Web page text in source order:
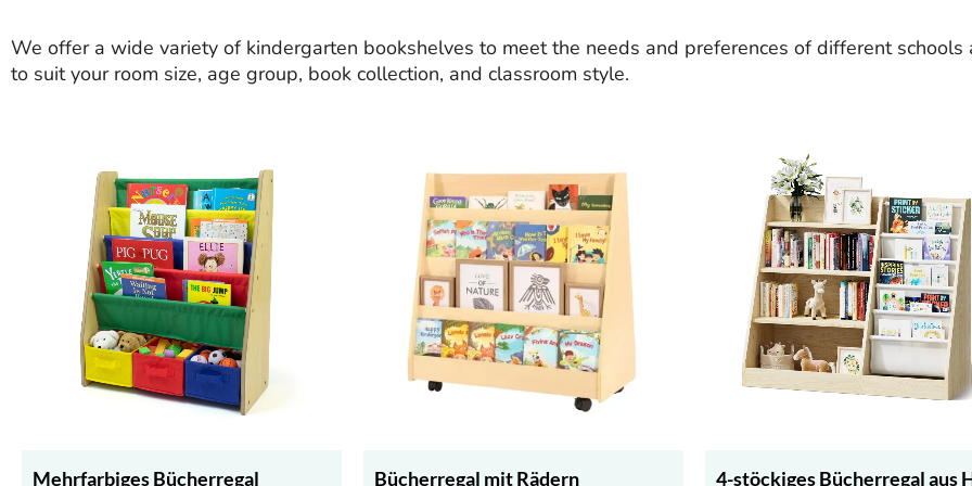
We offer a wide variety of kindergarten bookshelves to meet the needs and preferences of different
to suit your room size, age group, book collection, and classroom style.
Mehrfarbiges Bücherregal Bücherregal mit Rädern 4-stöckiges Bücherregal aus